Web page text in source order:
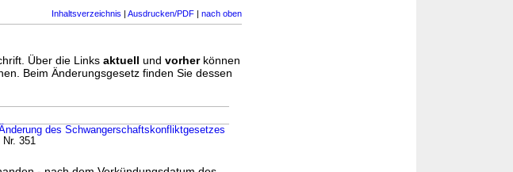
Inhaltsverzeichnis | Ausdrucken/PDF | nach oben
Über die Links aktuell und vorherkönnen
Beim Änderungsgesetz finden Sie dessen
des Schwangerschaftskonfliktgesetzes
351